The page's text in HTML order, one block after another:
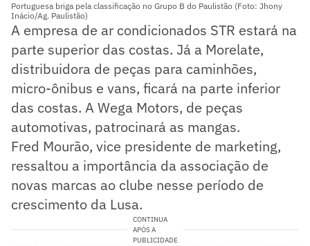
Portuguesa briga pela classificação no Grupo B do Paulistão (Foto: Jhony
Inácio/Ag. Paulistão)
A empresa de ar condicionados STR estará na
parte superior das costas. Já a Morelate,
distribuidora de peças para caminhões,
micro-ônibus e vans, ficará na parte inferior
das costas. A Wega Motors, de peças
automotivas, patrocinará as mangas.
Fred Mourão, vice presidente de marketing,
ressaltou a importância da associação de
novas marcas ao clube nesse período de
crescimento da Lusa.
CONTINUA
APÓS A
PUBLICIDADE